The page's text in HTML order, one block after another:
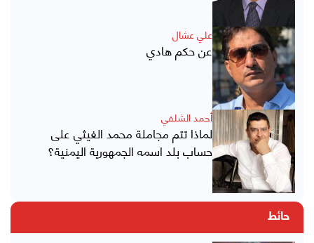
علي عشال
عن حكم هادي
أحمد الشلفي
لماذا تتم مجاملة محمد الغيثي على
حساب بلد اسمه الجمهورية اليمنية؟
حائط